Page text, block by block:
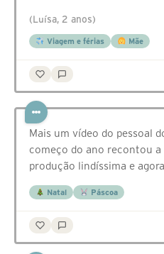
(Luísa, 2 anos)
Viagem e férias Mãe
Mais um vídeo do pessoal
começo do ano recontou
produção lindíssima e
Natal Páscoa